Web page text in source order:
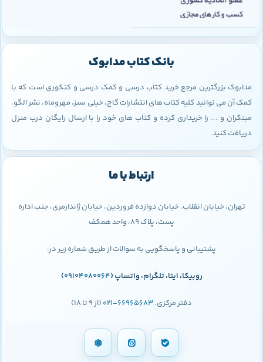
بانک کتاب مدابوک
مدابوک بزرگترین مرجع خرید کتاب درسی و کمک درسی و کنکوری است که با
کمک آن می توانید کلیه کتاب های انتشارات گاج، خیلی سبز، مهروماه، نشر الگو،
مبتکران و ... را خریداری کرده و کتاب های خود را با ارسال رایگان درب منزل
دریافت کنید.
ارتباط با ما
تهران، خیابان انقلاب، خیابان دوازده فروردین، خیابان ژاندارمری، جنب اداره
پست، پلاک 89، واحد همکف
پشتیبانی و پاسخگویی به سوالات از طریق شماره زیر در:
روبیکا، ایتا، تلگرام، واتساپ (09104080064
)
دفتر مرکزی:66965683-021 (از 9 تا 18)